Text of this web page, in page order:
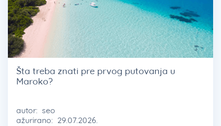
Šta treba znati pre prvog putovanja u
Maroko?
autor: seo
ažurirano: 29.07.2026.